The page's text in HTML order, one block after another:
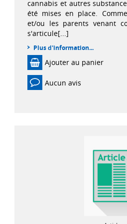
cannabis et autres
été mises en place.
et/ou les parents venant
s'articule[...]
Plus d'information...
Ajouter au panier
Aucun avis